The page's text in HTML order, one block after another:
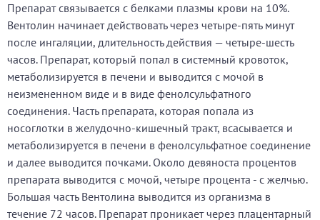
Препарат связывается с белками плазмы крови на 10%.
Вентолин начинает действовать через четыре-пять минут
после ингаляции, длительность действия — четыре-шесть
часов. Препарат, который попал в системный кровоток,
метаболизируется в печени и выводится с мочой в
неизмененном виде и в виде фенолсульфатного
соединения. Часть препарата, которая попала из
носоглотки в желудочно-кишечный тракт, всасывается и
метаболизируется в печени в фенолсульфатное соединение
и далее выводится почками. Около девяноста процентов
препарата выводится с мочой, четыре процента - с желчью.
Большая часть Вентолина выводится из организма в
течение 72 часов. Препарат проникает через плацентарный